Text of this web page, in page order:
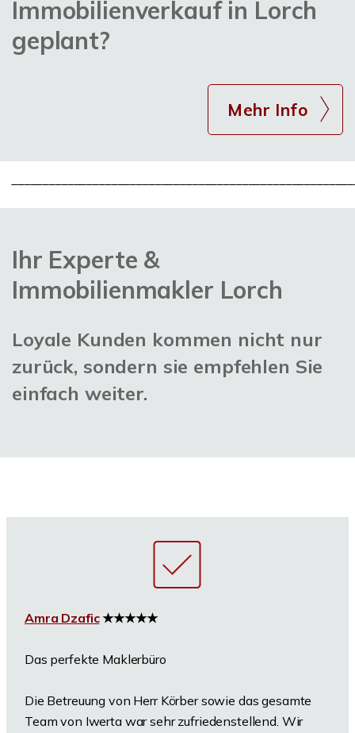
Immobilienverkauf in Lorch
geplant?
Mehr Info
Ihr Experte &
Immobilienmakler Lorch
Loyale Kunden kommen nicht nur
zurück, sondern sie empfehlen Sie
einfach weiter.
Amra Dzafic★★★★★
Das perfekte Maklerbüro
Die Betreuung von Herr Körber sowie das gesamte
Team von Iwerta war sehr zufriedenstellend. Wir